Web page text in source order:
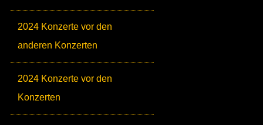
2024 Konzerte vor den
anderen Konzerten
2024 Konzerte vor den
Konzerten